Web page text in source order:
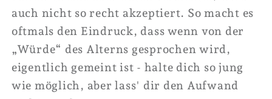
auch nicht so recht akzeptiert. So macht es
oftmals den Eindruck, dass wenn von der
„Würde“ des Alterns gesprochen wird,
eigentlich gemeint ist - halte dich so jung
wie möglich, aber lass' dir den Aufwand